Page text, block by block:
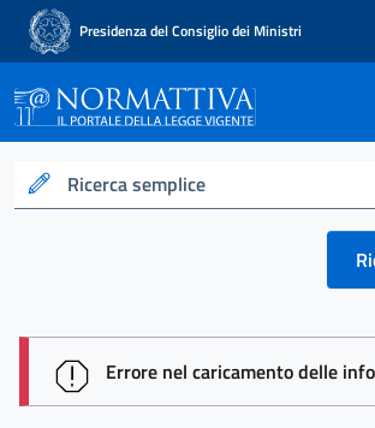
Presidenza del Consiglio dei Ministri
Normattiva - Il
Ricerca semplice
session id:
Errore nel caricamento delle